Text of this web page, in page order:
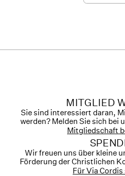
MITGLIED
Sie sind interessiert daran,
werden? Melden Sie sich bei
Mitgliedschaft
Wir freuen uns über kleine
Förderung der Christlichen
Für Via Cordis